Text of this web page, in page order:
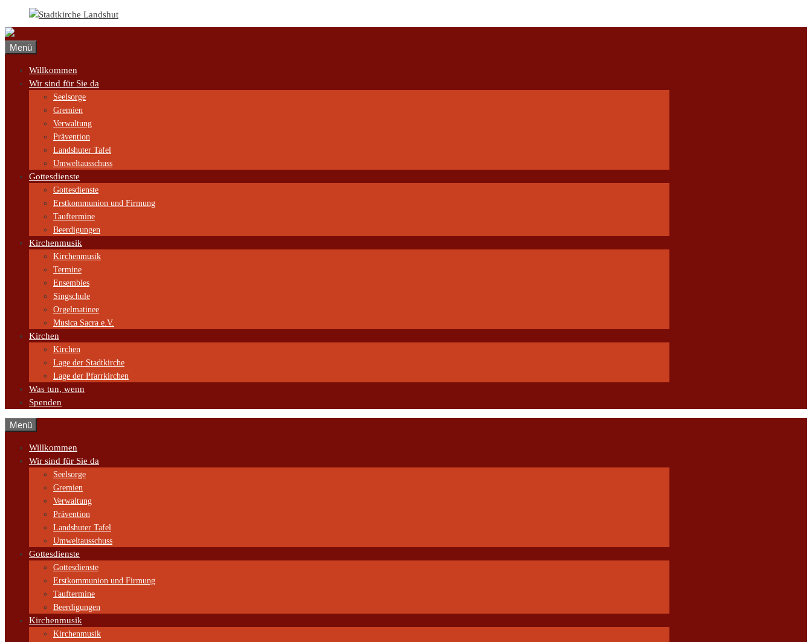
springen
Menü
Willkommen
Wir sind für Sie da
Seelsorge
Gremien
Verwaltung
Prävention
Landshuter Tafel
Umweltausschuss
Gottesdienste
Gottesdienste
Erstkommunion und Firmung
Tauftermine
Beerdigungen
Kirchenmusik
Kirchenmusik
Termine
Ensembles
Singschule
Orgelmatinee
Musica Sacra e.V.
Kirchen
Kirchen
Lage der Stadtkirche
Lage der Pfarrkirchen
Was tun, wenn
Spenden
Menü
Willkommen
Wir sind für Sie da
Seelsorge
Gremien
Verwaltung
Prävention
Landshuter Tafel
Umweltausschuss
Gottesdienste
Gottesdienste
Erstkommunion und Firmung
Tauftermine
Beerdigungen
Kirchenmusik
Kirchenmusik